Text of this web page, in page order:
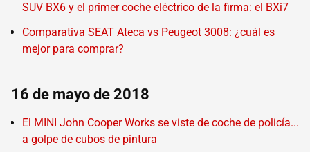
SUV BX6 y el primer coche eléctrico de la firma: el BXi7
Comparativa SEAT Ateca vs Peugeot 3008: ¿cuál es
mejor para comprar?
16 de mayo de 2018
El MINI John Cooper Works se viste de coche de policía...
a golpe de cubos de pintura